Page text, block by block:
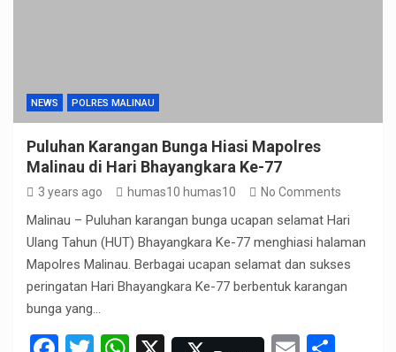
NEWS POLRES MALINAU
Puluhan Karangan Bunga Hiasi Mapolres
Malinau di Hari Bhayangkara Ke-77
3 years ago humas10 humas10 No Comments
Malinau – Puluhan karangan bunga ucapan selamat Hari
Ulang Tahun (HUT) Bhayangkara Ke-77 menghiasi halaman
Mapolres Malinau. Berbagai ucapan selamat dan sukses
peringatan Hari Bhayangkara Ke-77 berbentuk karangan
bunga yang…